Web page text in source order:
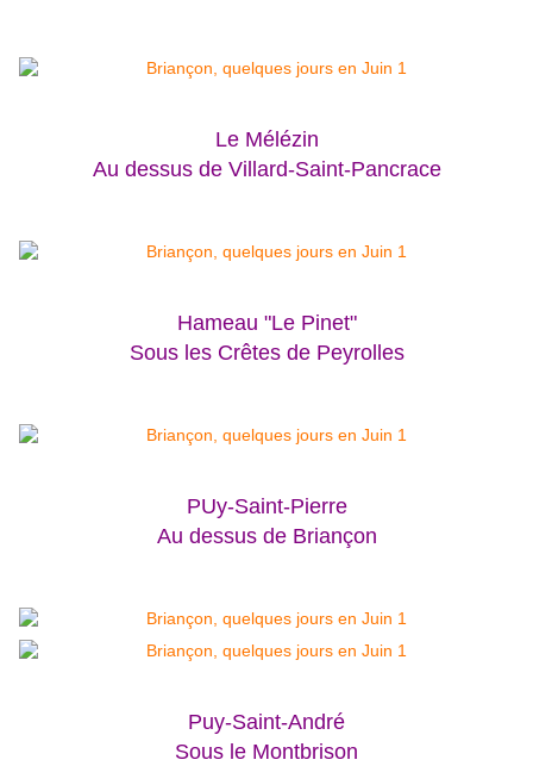
Le Mélézin
Au dessus de Villard-Saint-Pancrace
Hameau "Le Pinet"
Sous les Crêtes de Peyrolles
PUy-Saint-Pierre
Au dessus de Briançon
Puy-Saint-André
Sous le Montbrison